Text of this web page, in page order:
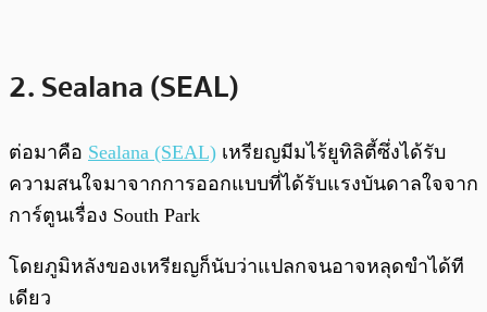
2. Sealana (SEAL)
ต่อมาคือ Sealana (SEAL) เหรียญมีมไร้ยูทิลิตี้ซึ่งได้รับ
ความสนใจมาจากการออกแบบที่ได้รับแรงบันดาลใจจาก
การ์ตูนเรื่อง South Park
โดยภูมิหลังของเหรียญก็นับว่าแปลกจนอาจหลุดขำได้ที
เดียว